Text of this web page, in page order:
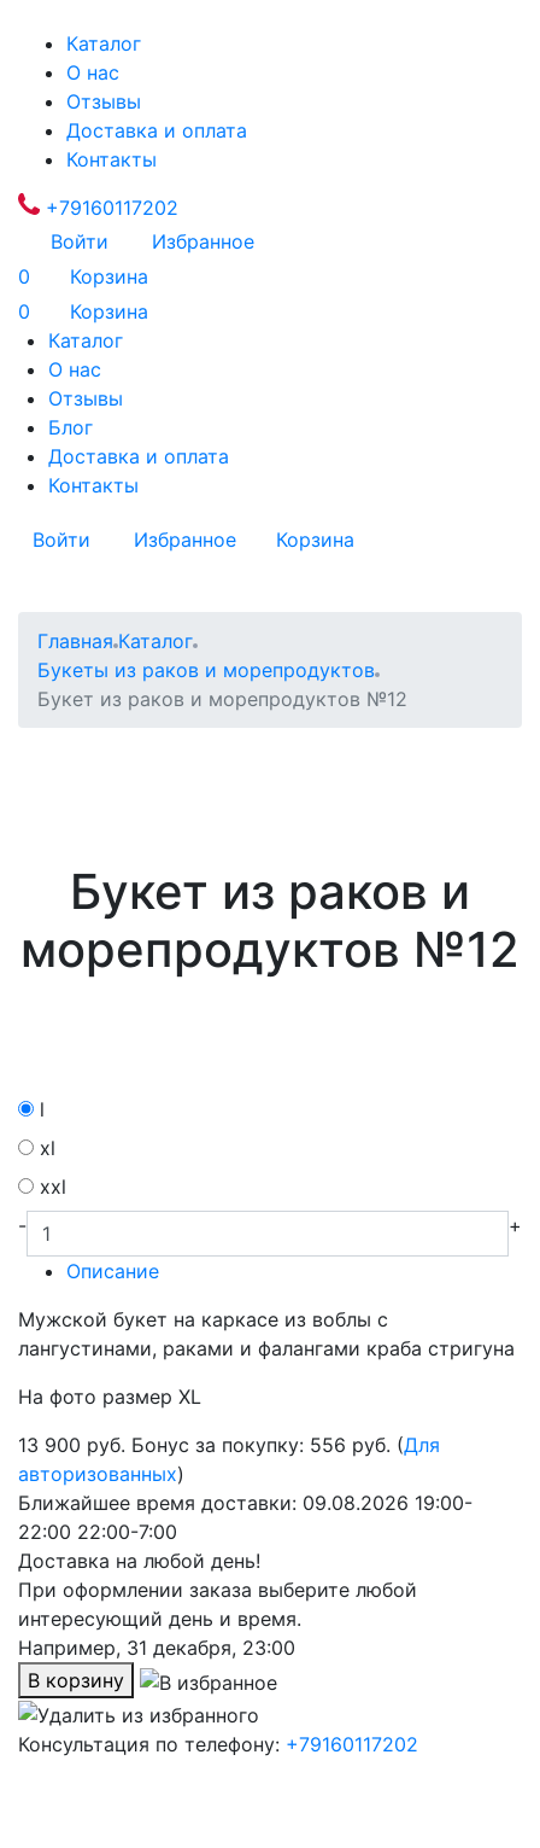
Каталог
О нас
Отзывы
Доставка и оплата
Контакты
+79160117202
Войти
Избранное
0
Корзина
0
Корзина
Каталог
О нас
Отзывы
Блог
Доставка и оплата
Контакты
Войти Избранное Корзина
Главная Каталог
Букеты из раков и морепродуктов
Букет из раков и морепродуктов №12
Букет из раков и
морепродуктов №12
l
xl
xxl
-
+
Описание
Мужской букет на каркасе из воблы с
лангустинами, раками и фалангами краба стригуна
На фото размер XL
13 900 руб. Бонус за покупку: 556 руб. (Для
авторизованных)
Ближайшее время доставки: 09.08.2026 19:00-
22:00 22:00-7:00
Доставка на любой день!
При оформлении заказа выберите любой
интересующий день и время.
Например, 31 декабря, 23:00
В корзину
Консультация по телефону: +79160117202